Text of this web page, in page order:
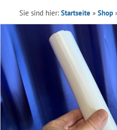
Sie sind hier: Startseite » Shop